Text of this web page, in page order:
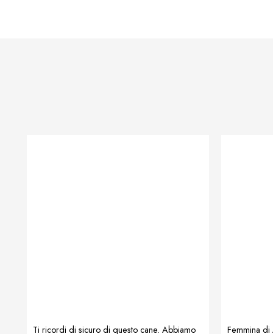
Ti ricordi di sicuro di questo cane. Abbiamo
Femmina